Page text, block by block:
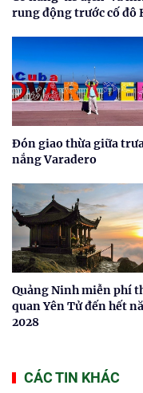
rung động trước cố đô
Đón giao thừa giữa
nắng Varadero
Quảng Ninh miễn phí
quan Yên Tử đến hết
2028
CÁC TIN KHÁC